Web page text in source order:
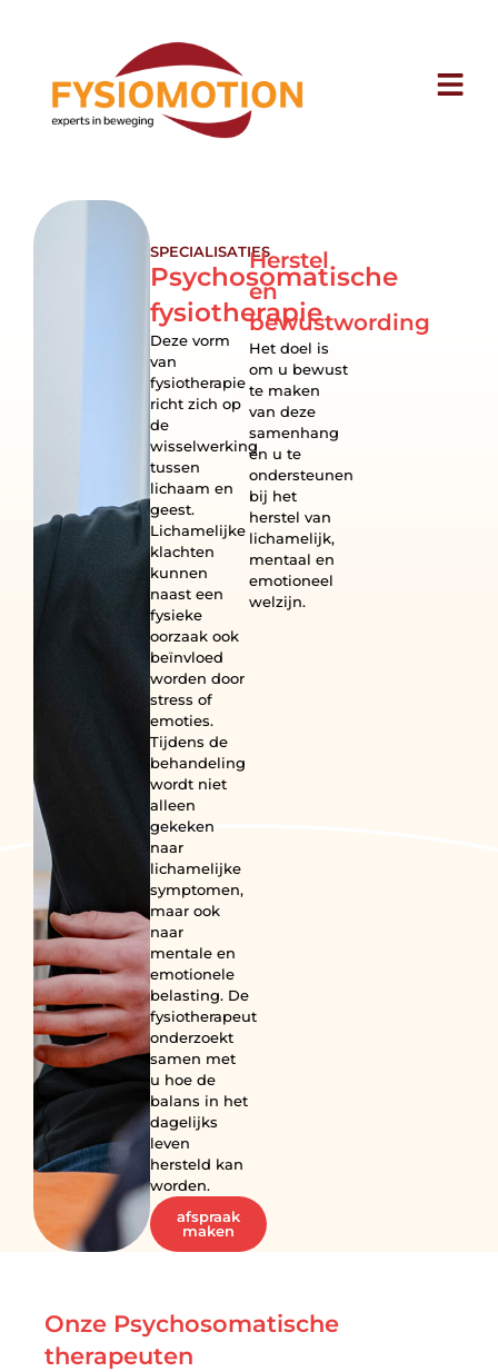
SPECIALISATIES
Psychosomatische
fysiotherapie
Deze vorm
van
fysiotherapie
richt zich op
de
wisselwerking
tussen
lichaam en
geest.
Lichamelijke
klachten
kunnen
naast een
fysieke
oorzaak ook
beïnvloed
worden door
stress of
emoties.
Tijdens de
behandeling
wordt niet
alleen
gekeken
naar
lichamelijke
symptomen,
maar ook
naar
mentale en
emotionele
belasting. De
fysiotherapeut
onderzoekt
samen met
u hoe de
balans in het
dagelijks
leven
hersteld kan
worden.
afspraak
maken
Herstel
en
bewustwording
Het doel is
om u bewust
te maken
van deze
samenhang
en u te
ondersteunen
bij het
herstel van
lichamelijk,
mentaal en
emotioneel
welzijn.
Onze Psychosomatische
therapeuten